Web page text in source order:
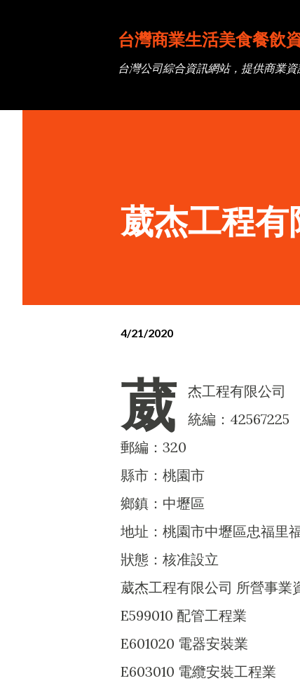
台灣商業生活美食餐飲
台灣公司綜合資訊網站，提供商業資
葳杰工程有
4/21/2020
葳
杰工程有限公司
統編：42567225
郵編：320
縣市：桃園市
鄉鎮：中壢區
地址：桃園市中壢區忠福里
狀態：核准設立
葳杰工程有限公司 所營事業
E599010 配管工程業
E601020 電器安裝業
E603010 電纜安裝工程業